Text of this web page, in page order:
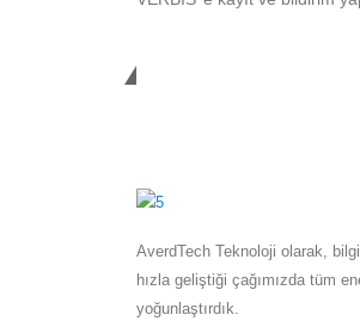
AverdTech Teknoloji olarak,
hızla geliştiği çağımızda tüm
yoğunlaştırdık.